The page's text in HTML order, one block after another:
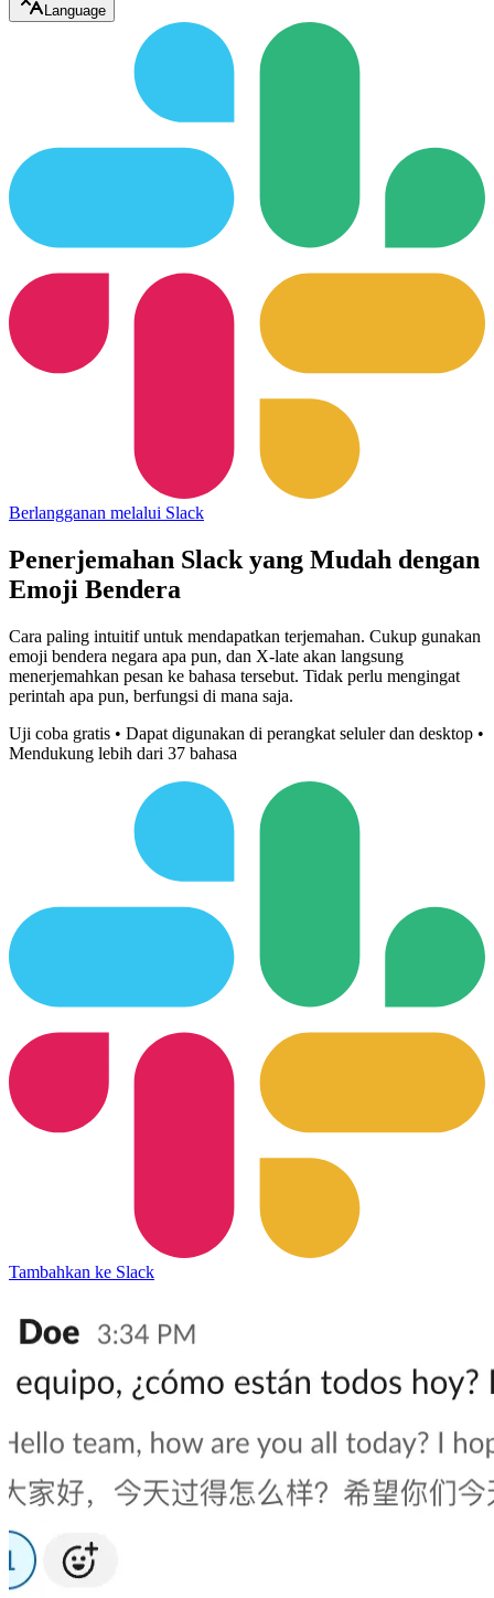
Language
Berlangganan melalui Slack
Penerjemahan Slack yang Mudah dengan
Emoji Bendera
Cara paling intuitif untuk mendapatkan terjemahan. Cukup gunakan
emoji bendera negara apa pun, dan X-late akan langsung
menerjemahkan pesan ke bahasa tersebut. Tidak perlu mengingat
perintah apa pun, berfungsi di mana saja.
Uji coba gratis • Dapat digunakan di perangkat seluler dan desktop •
Mendukung lebih dari 37 bahasa
Tambahkan ke Slack